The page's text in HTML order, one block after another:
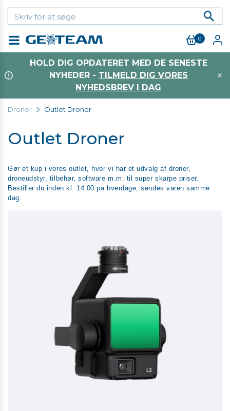
0
HOLD DIG OPDATERET MED DE SENESTE
NYHEDER - TILMELD DIG VORES
NYHEDSBREV I DAG
Droner Outlet Droner
Outlet Droner
Gør et kup i vores outlet, hvor vi har et udvalg af droner,
droneudstyr, tilbehør, software m.m. til super skarpe priser.
Bestiller du inden kl. 14.00 på hverdage, sendes varen samme
dag.